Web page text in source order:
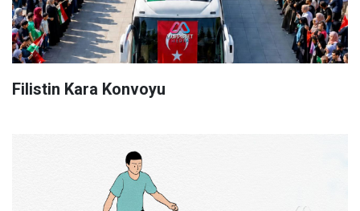
Filistin Kara Konvoyu